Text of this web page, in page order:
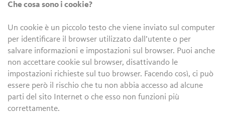
Che cosa sono i cookie?
Un cookie è un piccolo testo che viene inviato sul computer
per identificare il browser utilizzato dall’utente o per
salvare informazioni e impostazioni sul browser. Puoi anche
non accettare cookie sul browser, disattivando le
impostazioni richieste sul tuo browser. Facendo così, ci può
essere però il rischio che tu non abbia accesso ad alcune
parti del sito Internet o che esso non funzioni più
correttamente.